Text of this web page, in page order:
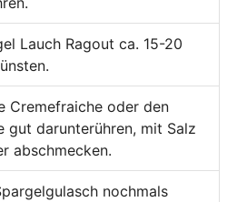
Lauch Ragout ca. 15-20
Cremefraiche oder den
gut darunterühren, mit Salz
abschmecken.
nochmals